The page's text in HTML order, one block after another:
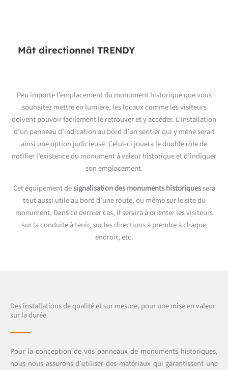
Mât directionnel TRENDY
Peu importe l’emplacement du monument historique que vous
souhaitez mettre en lumière, les locaux comme les visiteurs
doivent pouvoir facilement le retrouver et y accéder. L’installation
d’un panneau d’indication au bord d’un sentier qui y mène serait
ainsi une option judicieuse. Celui-ci jouera le double rôle de
notifier l’existence du monument à valeur historique et d’indiquer
son emplacement.
Cet équipement designalisation des monuments historiquessera
tout aussi utile au bord d’une route, ou même sur le site du
monument. Dans ce dernier cas, il servira à orienter les visiteurs
sur la conduite à tenir, sur les directions à prendre à chaque
endroit, etc.
Des installations de qualité et sur mesure, pour une mise en valeur
sur la durée
Pour la conception de vos panneaux de monuments historiques,
nous nous assurons d’utiliser des matériaux qui garantissent une